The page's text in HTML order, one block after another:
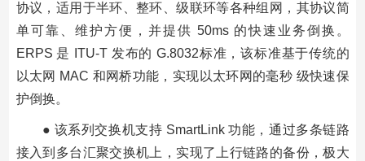
协议，适用于半环、整环、级联环等各种组网，其协议简
单可靠、维护方便，并提供 50ms 的快速业务倒换。
ERPS 是 ITU-T 发布的 G.8032标准，该标准基于传统的
以太网 MAC 和网桥功能，实现以太环网的毫秒 级快速保
护倒换。
● 该系列交换机支持 SmartLink 功能，通过多条链路
接入到多台汇聚交换机上，实现了上行链路的备份，极大